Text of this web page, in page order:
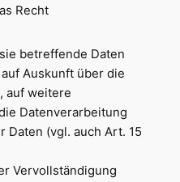
Recht
betreffende Daten
Auskunft über die
auf weitere
Datenverarbeitung
Daten (vgl. auch Art. 15
Vervollständigung